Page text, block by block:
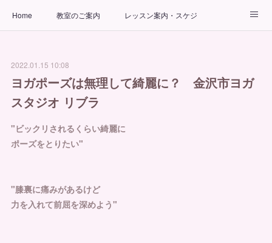
Home 教室のご案内 レッスン案内・スケジュール
パーソナルヨガレッスン
2022.01.15 10:08
ヨガポーズは無理して綺麗に？ 金沢市ヨガ
スタジオ リブラ
"ビックリされるくらい綺麗に
ポーズをとりたい"
"膝裏に痛みがあるけど
力を入れて前屈を深めよう"